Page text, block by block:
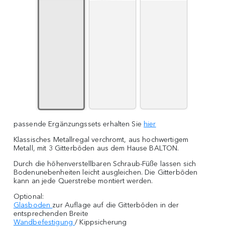
passende Ergänzungssets erhalten Sie hier
Klassisches Metallregal verchromt, aus hochwertigem
Metall, mit 3 Gitterböden aus dem Hause BALTON.
Durch die höhenverstellbaren Schraub-Füße lassen sich
Bodenunebenheiten leicht ausgleichen. Die Gitterböden
kann an jede Querstrebe montiert werden.
Optional:
Glasboden zur Auflage auf die Gitterböden in der
entsprechenden Breite
Wandbefestigung/ Kippsicherung